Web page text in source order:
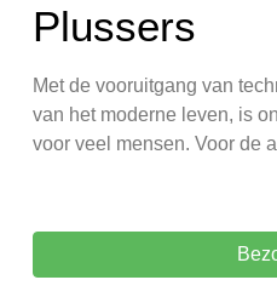
Plussers
Met de vooruitgang van
van het moderne leven, is
voor veel mensen. Voor de